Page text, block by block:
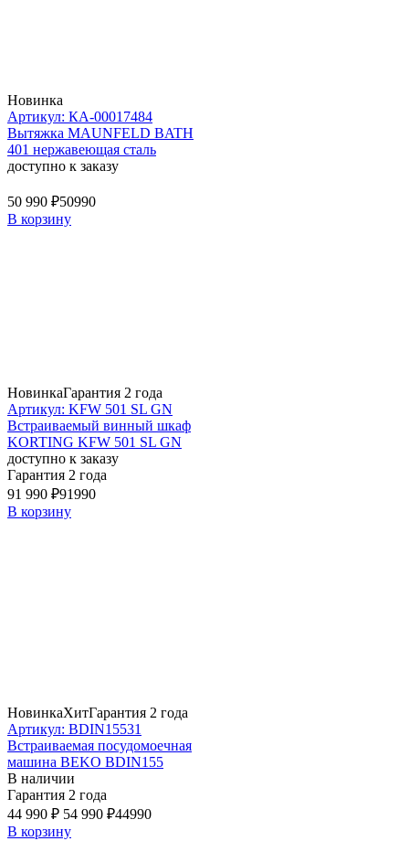
Новинка
Артикул: КА-00017484
Вытяжка MAUNFELD BATH
401 нержавеющая сталь
доступно к заказу
50 990 ₽50990
В корзину
НовинкаГарантия 2 года
Артикул: KFW 501 SL GN
Встраиваемый винный шкаф
KORTING KFW 501 SL GN
доступно к заказу
Гарантия 2 года
91 990 ₽91990
В корзину
НовинкаХитГарантия 2 года
Артикул: BDIN15531
Встраиваемая посудомоечная
машина BEKO BDIN155
В наличии
Гарантия 2 года
44 990 ₽ 54 990 ₽44990
В корзину